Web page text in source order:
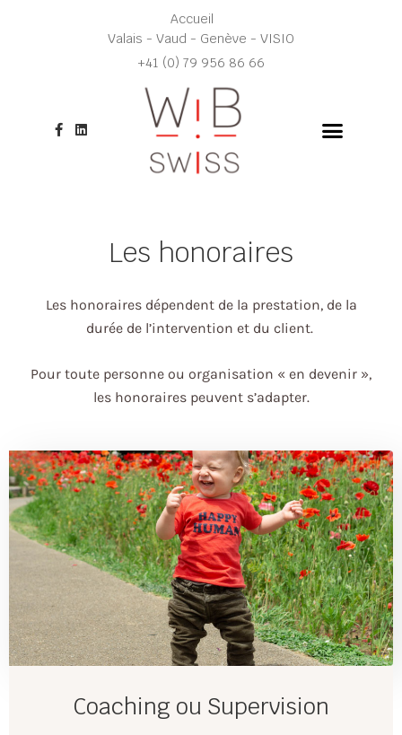
Accueil
Valais - Vaud - Genève - VISIO
+41 (0) 79 956 86 66
F
a
L
i
Les honoraires
Les honoraires dépendent de la prestation, de la
durée de l’intervention et du client.
Pour toute personne ou organisation « en devenir »,
les honoraires peuvent s’adapter.
Coaching ou Supervision